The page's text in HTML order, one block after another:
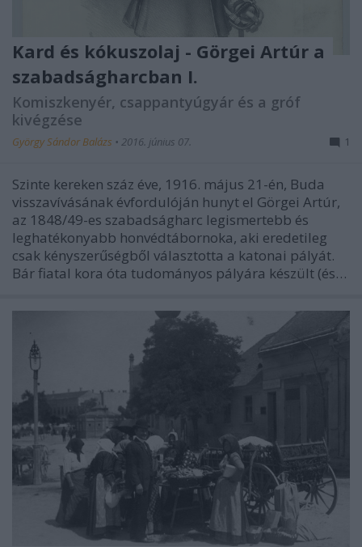
Kard és kókuszolaj - Görgei Artúr a
szabadságharcban I.
Komiszkenyér, csappantyúgyár és a gróf
kivégzése
György Sándor Balázs • 2016. június 07. 1
Szinte kereken száz éve, 1916. május 21-én, Buda
visszavívásának évfordulóján hunyt el Görgei Artúr,
az 1848/49-es szabadságharc legismertebb és
leghatékonyabb honvédtábornoka, aki eredetileg
csak kényszerűségből választotta a katonai pályát.
Bár fiatal kora óta tudományos pályára készült (és…